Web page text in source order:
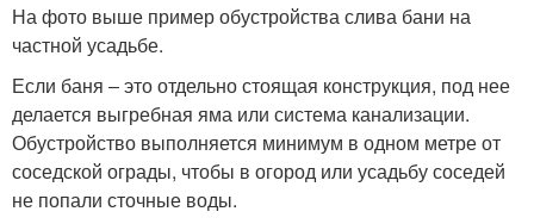
На фото выше пример обустройства слива бани на
частной усадьбе.
Если баня ‒ это отдельно стоящая конструкция, под нее
делается выгребная яма или система канализации.
Обустройство выполняется минимум в одном метре от
соседской ограды, чтобы в огород или усадьбу соседей
не попали сточные воды.